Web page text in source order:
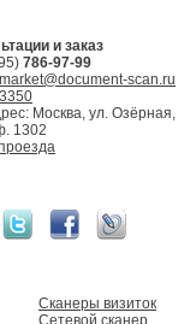
и заказ
786-97-99
market@document-scan.ru
Москва, ул. Озёрная,
1302
Сканеры визиток
Сетевой сканер